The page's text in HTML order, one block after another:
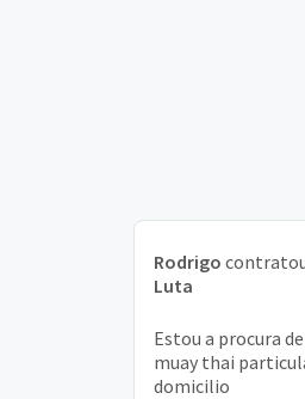
Rodrigo
Luta
Estou a procura
muay thai
domicilio